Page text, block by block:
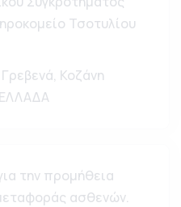
Τσοτυλίου
Γρεβενά, Κοζάνη
ΕΛΛΑΔΑ
την προμήθεια
ασθενών.